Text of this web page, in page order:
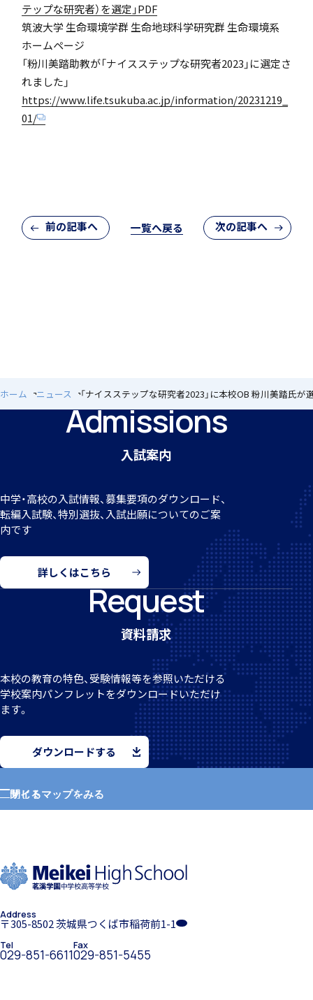
テップな研究者）を選定」PDF
筑波大学 生命環境学群 生命地球科学研究群 生命環境系
ホームページ
「粉川美踏助教が「ナイスステップな研究者2023」に選定さ
れました」
https://www.life.tsukuba.ac.jp/information/20231219_
01/
前の記事へ 一覧へ戻る 次の記事へ
ホーム ニュース 「ナイスステップな研究者2023」に本校OB 粉川美踏氏が
Admissions
入試案内
中学・高校の入試情報、募集要項のダウンロード、
転編入試験、特別選抜、入試出願についてのご案
内です
詳しくはこちら
Request
資料請求
本校の教育の特色、受験情報等を参照いただける
学校案内パンフレットをダウンロードいただけ
ます。
ダウンロードする
サイトマップをみる
閉じる
学校長挨拶
Address
〒305-8502 茨城県つくば市稲荷前1-1
Tel
029-851-6611
Fax
029-851-5455
茗溪ジェネラルクラス（MG）
国際バカロレア（IB）クラス
個人課題研究
クラブ活動
国際教育